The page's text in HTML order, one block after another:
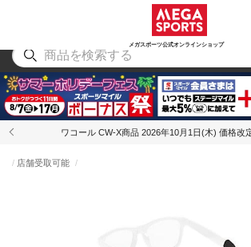
メガスポーツ公式オンラインショップ
アウトドア
ワコール CW-X商品 2026年10月1日(木) 価格改
店舗受取可能